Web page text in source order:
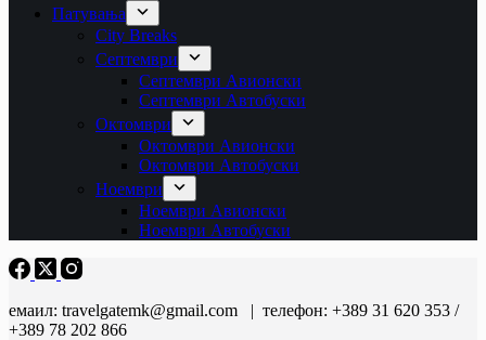
Патувања
City Breaks
Септември
Септември Авионски
Септември Автобуски
Октомври
Октомври Авионски
Октомври Автобуски
Ноември
Ноември Авионски
Ноември Автобуски
емаил: travelgatemk@gmail.com | телефон: +389 31 620 353 /
+389 78 202 866